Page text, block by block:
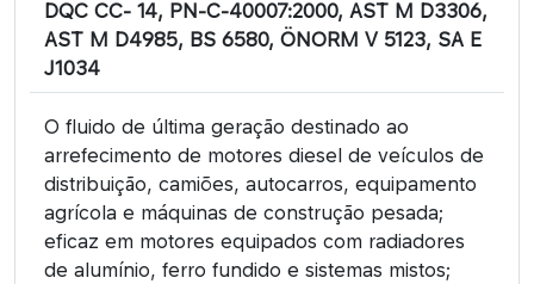
DQC CC- 14, PN-C-40007:2000, AST M D3306,
AST M D4985, BS 6580, ÖNORM V 5123, SA E
J1034
O fluido de última geração destinado ao
arrefecimento de motores diesel de veículos de
distribuição, camiões, autocarros, equipamento
agrícola e máquinas de construção pesada;
eficaz em motores equipados com radiadores
de alumínio, ferro fundido e sistemas mistos;